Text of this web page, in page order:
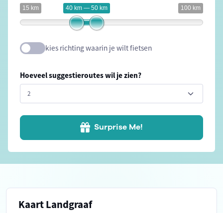
15 km 100 km
40 km — 50 km
kies richting waarin je wilt fietsen
Hoeveel suggestieroutes wil je zien?
Surprise Me!
Kaart Landgraaf